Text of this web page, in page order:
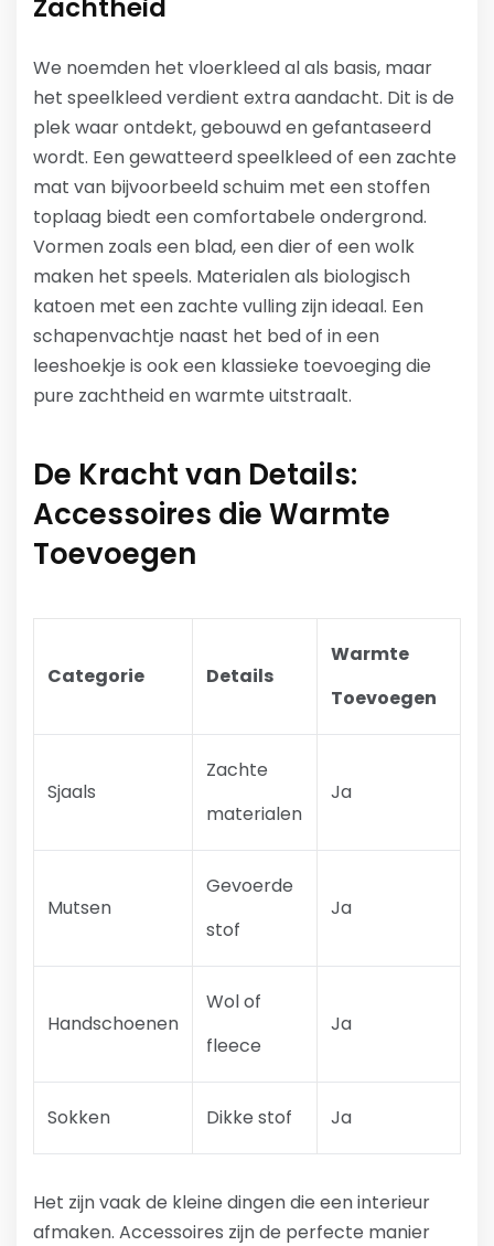
Zachtheid
We noemden het vloerkleed al als basis, maar
het speelkleed verdient extra aandacht. Dit is de
plek waar ontdekt, gebouwd en gefantaseerd
wordt. Een gewatteerd speelkleed of een zachte
mat van bijvoorbeeld schuim met een stoffen
toplaag biedt een comfortabele ondergrond.
Vormen zoals een blad, een dier of een wolk
maken het speels. Materialen als biologisch
katoen met een zachte vulling zijn ideaal. Een
schapenvachtje naast het bed of in een
leeshoekje is ook een klassieke toevoeging die
pure zachtheid en warmte uitstraalt.
De Kracht van Details:
Accessoires die Warmte
Toevoegen
Categorie Details
Warmte
Toevoegen
Sjaals
Zachte
materialen
Ja
Mutsen
Gevoerde
stof
Ja
Handschoenen
Wol of
fleece
Ja
Sokken Dikke stof Ja
Het zijn vaak de kleine dingen die een interieur
afmaken. Accessoires zijn de perfecte manier